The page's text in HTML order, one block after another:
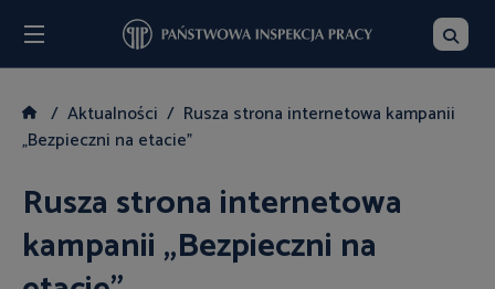
Aktualności
Rusza strona internetowa kampanii
„Bezpieczni na etacie”
Rusza strona internetowa
kampanii „Bezpieczni na
Szukaj